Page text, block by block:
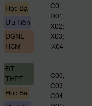
Học Bạ
Ưu Tiên
ĐGNL
HCM
C01;
D01;
X02;
X03;
X04
ĐT
THPT
Học Bạ
C00;
C03;
C04;